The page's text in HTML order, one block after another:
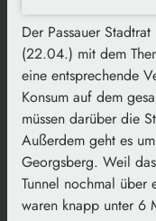
Der Passauer
(22.04.) mit dem
eine entsprechende
Konsum auf dem
müssen darüber die
Außerdem geht es
Georgsberg. Weil
Tunnel nochmal
waren knapp unter 6